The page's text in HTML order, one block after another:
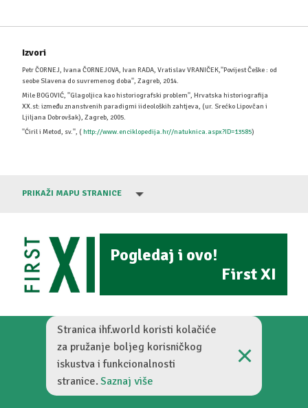
Izvori
Petr ČORNEJ, Ivana ČORNEJOVA, Ivan RADA, Vratislav VRANIČEK,''Povijest Češke : od
seobe Slavena do suvremenog doba'', Zagreb, 2014.
Mile BOGOVIĆ, ''Glagoljica kao historiografski problem'', Hrvatska historiografija
XX.st: između znanstvenih paradigmi iideoloških zahtjeva, (ur. Srećko Lipovčan i
Ljiljana Dobrovšak), Zagreb, 2005.
''Ćiril i Metod, sv.'', ( http://www.enciklopedija.hr//natuknica.aspx?ID=13585)
PRIKAŽI MAPU STRANICE
Pogledaj i ovo!
First XI
Zamišljena nogometna povijest © 2026
Digitalized by
Stranica ihf.world koristi kolačiće
za pružanje boljeg korisničkog
iskustva i funkcionalnosti
stranice. Saznaj više